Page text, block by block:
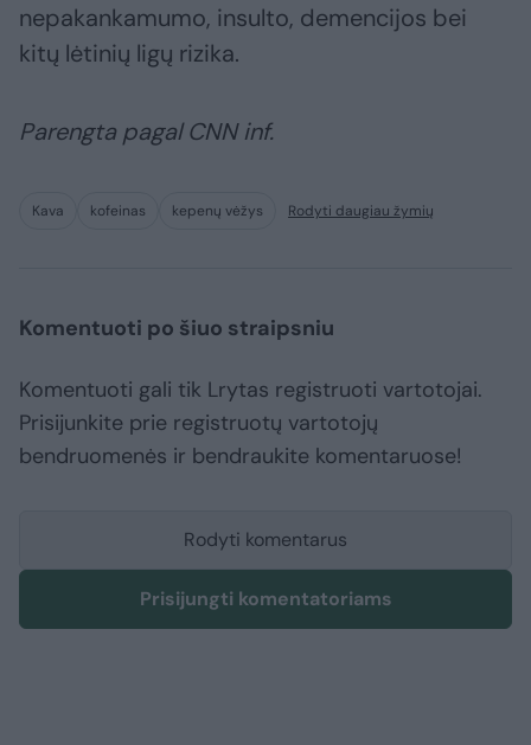
nepakankamumo, insulto, demencijos bei
kitų lėtinių ligų rizika.
Parengta pagal CNN inf.
Kava kofeinas kepenų vėžys Rodyti daugiau žymių
Komentuoti po šiuo straipsniu
Komentuoti gali tik Lrytas registruoti vartotojai.
Prisijunkite prie registruotų vartotojų
bendruomenės ir bendraukite komentaruose!
Rodyti komentarus
Prisijungti komentatoriams